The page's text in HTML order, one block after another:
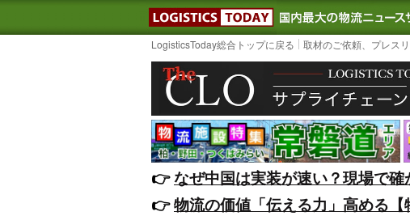
LOGISTICS TODAY｜
LogisticsToday総合トップに戻る 取材のご依頼、プレス
👉️なぜ中国は実装が速い？現場で
👉️物流の価値「伝える力」高める